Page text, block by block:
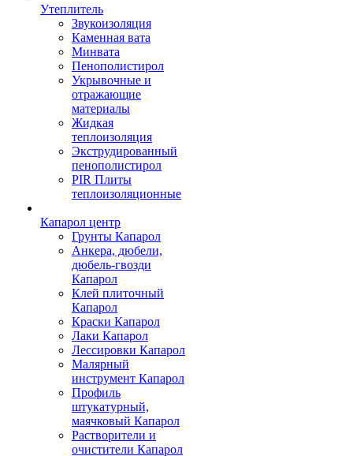
Утеплитель
Звукоизоляция
Каменная вата
Минвата
Пенополистирол
Укрывочные и
отражающие
материалы
Жидкая
теплоизоляция
Экструдированный
пенополистирол
PIR Плиты
теплоизоляционные
Капарол центр
Грунты Капарол
Анкера, дюбели,
дюбель-гвозди
Капарол
Клей плиточный
Капарол
Краски Капарол
Лаки Капарол
Лессировки Капарол
Малярный
инструмент Капарол
Профиль
штукатурный,
маячковый Капарол
Растворители и
очистители Капарол